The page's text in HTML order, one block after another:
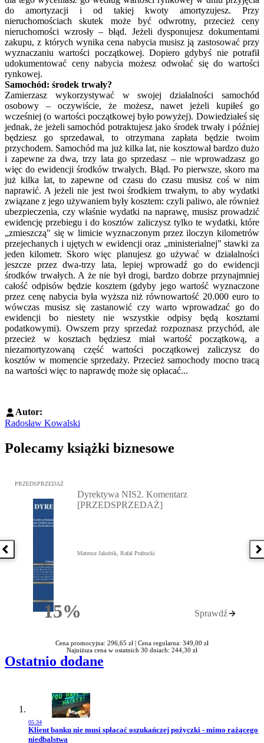
do amortyzacji i od takiej kwoty amortyzujesz. Przy
nieruchomościach skutek może być odwrotny, przecież ceny
nieruchomości wzrosły – błąd. Jeżeli dysponujesz dokumentami
zakupu, z których wynika cena nabycia musisz ją zastosować przy
wyznaczaniu wartości początkowej. Dopiero gdybyś nie potrafił
udokumentować ceny nabycia możesz odwołać się do wartości
rynkowej.
Samochód: środek trwały?
Zamierzasz wykorzystywać w swojej działalności samochód
osobowy – oczywiście, że możesz, nawet jeżeli kupiłeś go
wcześniej (o wartości początkowej było powyżej). Dowiedziałeś się
jednak, że jeżeli samochód potraktujesz jako środek trwały i później
będziesz go sprzedawał, to otrzymana zapłata będzie twoim
przychodem. Samochód ma już kilka lat, nie kosztował bardzo dużo
i zapewne za dwa, trzy lata go sprzedasz – nie wprowadzasz go
więc do ewidencji środków trwałych. Błąd. Po pierwsze, skoro ma
już kilka lat, to zapewne od czasu do czasu musisz coś w nim
naprawić. A jeżeli nie jest twoi środkiem trwałym, to aby wydatki
związane z jego używaniem były kosztem: czyli paliwo, ale również
ubezpieczenia, czy właśnie wydatki na naprawę, musisz prowadzić
ewidencję przebiegu i do kosztów zaliczysz tylko te wydatki, które
„zmieszczą" się w limicie wyznaczonym przez iloczyn kilometrów
przejechanych i ujętych w ewidencji oraz „ministerialnej" stawki za
jeden kilometr. Skoro więc planujesz go używać w działalności
jeszcze przez dwa-trzy lata, lepiej wprowadź go do ewidencji
środków trwałych. A że nie był drogi, bardzo dobrze przynajmniej
całość odpisów będzie kosztem (gdyby jego wartość wyznaczone
przez cenę nabycia była wyższa niż równowartość 20.000 euro to
wówczas musisz się zastanowić czy warto wprowadzać go do
ewidencji bo niestety nie wszystkie odpisy będą kosztami
podatkowymi). Owszem przy sprzedaż rozpoznasz przychód, ale
przecież w kosztach będziesz miał wartość początkową, a
niezamortyzowaną część wartości początkowej zaliczysz do
kosztów w momencie sprzedaży. Przecież samochody mocno tracą
na wartości więc to naprawdę może się opłacać...
Autor:
Radosław Kowalski
Polecamy książki biznesowe
Poprzednia książka
Przejdź do: Dyrektywa NIS2. Komentarz [PRZEDSPRZEDAŻ],
PRZEDSPRZEDAŻ
15%Rabatu
Dyrektywa NIS2. Komentarz
[PRZEDSPRZEDAŻ]
Mateusz Jakubik, Rafał Prabucki
Sprawdź
Cena promocyjna: 296,65 zł | Cena regularna: 349,00 zł
Najniższa cena w ostatnich 30 dniach: 244,30 zł
Ostatnio dodane
05:34
Przejdź do artykułu:
Klient banku nie musi spłacać oszukańczej pożyczki - mimo rażącego
niedbalstwa